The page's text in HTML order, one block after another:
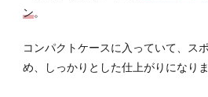
ン。
コンパクトケースに入っていて、ス
め、しっかりとした仕上がりになりま